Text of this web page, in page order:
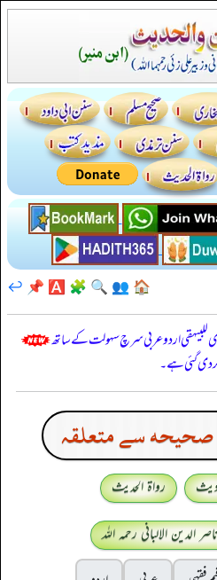
🏠
👥
🔍
🧩
🅰️
📌
↩️
للبيهقي اردو عربی سرچ سہولت کے ساتھ
دی گئی ہے۔
سے متعلقہ
رواۃ الحدیث
الدین الالبانی رحمہ اللہ